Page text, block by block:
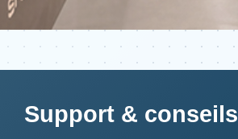
Support & conseils